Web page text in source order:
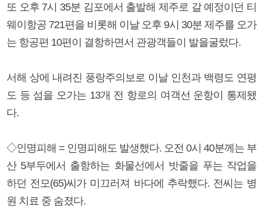
또 오후 7시 35분 김포에서 출발해 제주로 갈 예정이던 티
웨이항공 721편을 비롯해 이날 오후 9시 30분 제주를 오가
는 항공편 10편이 결항하면서 관광객들이 발을굴렀다.
서해 상에 내려진 풍랑주의보로 이날 인천과 백령도 연평
도 등 섬을 오가는 13개 전 항로의 여객선 운항이 통제됐
다.
◇인명피해 = 인명피해도 발생했다. 오전 0시 40분께는 부
산 5부두에서 출항하는 화물선에서 밧줄을 푸는 작업을
하던 전모(65)씨가 미끄러져 바다에 추락했다. 전씨는 병
원 치료 중 숨졌다.